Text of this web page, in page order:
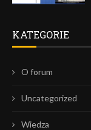
KATEGORIE
O forum
Uncategorized
Wiedza